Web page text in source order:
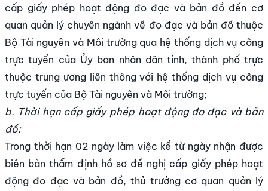
cấp giấy phép hoạt động đo đạc và bản đồ đến cơ
quan quản lý chuyên ngành về đo đạc và bản đồ thuộc
Bộ Tài nguyên và Môi trường qua hệ thống dịch vụ công
trực tuyến của Ủy ban nhân dân tỉnh, thành phố trực
thuộc trung ương liên thông với hệ thống dịch vụ công
trực tuyến của Bộ Tài nguyên và Môi trường;
b. Thời hạn cấp giấy phép hoạt động đo đạc và bản
đồ:
Trong thời hạn 02 ngày làm việc kể từ ngày nhận được
biên bản thẩm định hồ sơ đề nghị cấp giấy phép hoạt
động đo đạc và bản đồ, thủ trưởng cơ quan quản lý